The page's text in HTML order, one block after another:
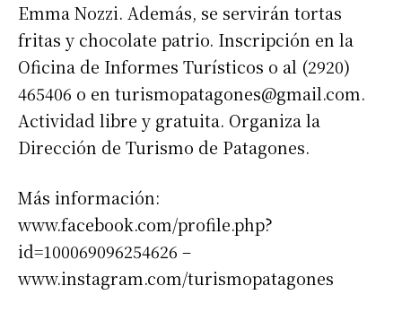
Emma Nozzi. Además, se servirán tortas
fritas y chocolate patrio. Inscripción en la
Oficina de Informes Turísticos o al (2920)
465406 o en turismopatagones@gmail.com.
Actividad libre y gratuita. Organiza la
Dirección de Turismo de Patagones.
Más información:
www.facebook.com/profile.php?
id=100069096254626 –
www.instagram.com/turismopatagones